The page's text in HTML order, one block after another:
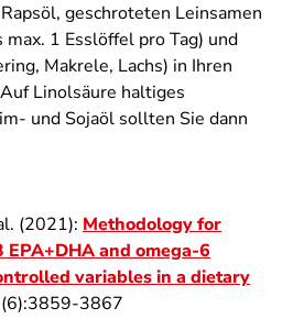
geschroteten Leinsamen
1 Esslöffel pro Tag) und
Makrele, Lachs) in Ihren
Linolsäure haltiges
und Sojaöl sollten Sie dann
(2021): Methodology for
and omega-6
variables in a dietary
3867